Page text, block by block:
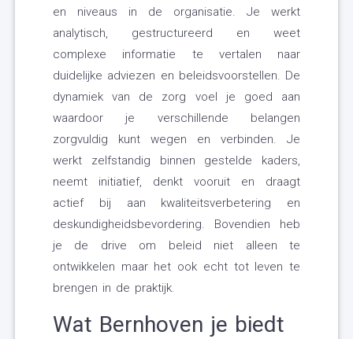
en niveaus in de organisatie. Je werkt
analytisch, gestructureerd en weet
complexe informatie te vertalen naar
duidelijke adviezen en beleidsvoorstellen. De
dynamiek van de zorg voel je goed aan
waardoor je verschillende belangen
zorgvuldig kunt wegen en verbinden. Je
werkt zelfstandig binnen gestelde kaders,
neemt initiatief, denkt vooruit en draagt
actief bij aan kwaliteitsverbetering en
deskundigheidsbevordering. Bovendien heb
je de drive om beleid niet alleen te
ontwikkelen maar het ook echt tot leven te
brengen in de praktijk.
Wat Bernhoven je biedt